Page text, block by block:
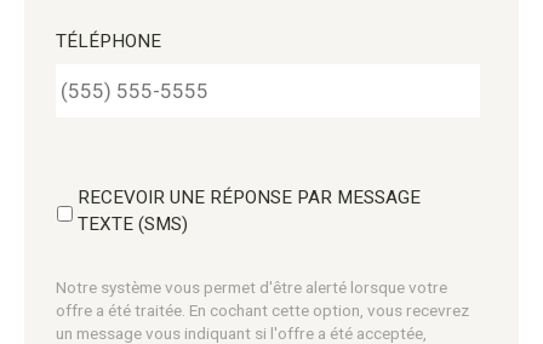
TÉLÉPHONE
RECEVOIR UNE RÉPONSE PAR MESSAGE
TEXTE (SMS)
Notre système vous permet d'être alerté lorsque votre
offre a été traitée. En cochant cette option, vous recevrez
un message vous indiquant si l'offre a été acceptée,